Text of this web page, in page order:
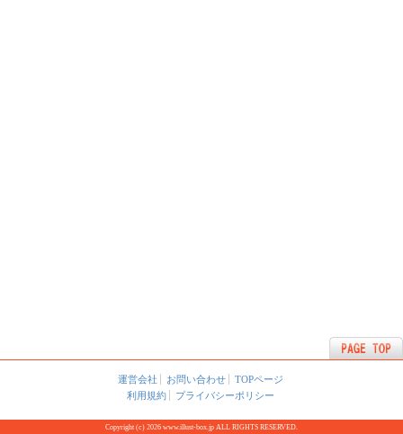
運営会社 お問い合わせ
TOPページ
利用規約
プライバシーポリシー
Copyright (c) 2026 www.illust-box.jp ALL RIGHTS RESERVED.